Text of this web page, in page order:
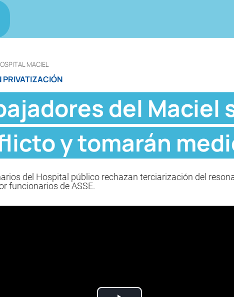
MACIEL
PRIVATIZACIÓN
del Maciel
y tomarán
del Hospital público rechazan terciarización del
funcionarios de ASSE.